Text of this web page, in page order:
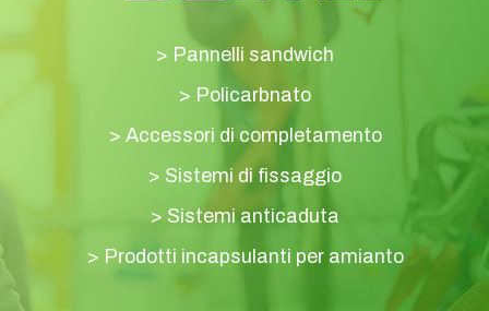
> Pannelli sandwich
> Policarbnato
> Accessori di completamento
> Sistemi di fissaggio
> Sistemi anticaduta
> Prodotti incapsulanti per amianto